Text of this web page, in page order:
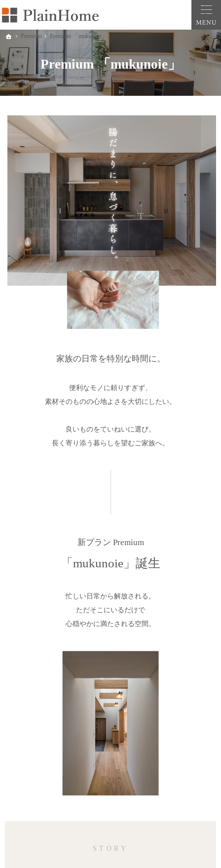
Premium 「mukunoie」
大阪・堺市での新築一戸建ては工務店の「PlainHome平原建築工房」へおまかせ。自然
堺市をはじめ大阪府全域での新築注文住宅ならプレインホームへ。自然素材の心地よさ
家族の日常を特別な時間に。
便利なモノに頼りすぎず、
素材そのものの心地よさを大切にしたい。
良いものをていねいに選び。
長く寄り添う暮らしを望むご家族へ。
新プラン Premium
「mukunoie」誕生
忙しい日常から解放される。
ただそこにいるだけで
心穏やかに満たされる空間。
STORY
ホーム
Premium Premium 「mukunoie」